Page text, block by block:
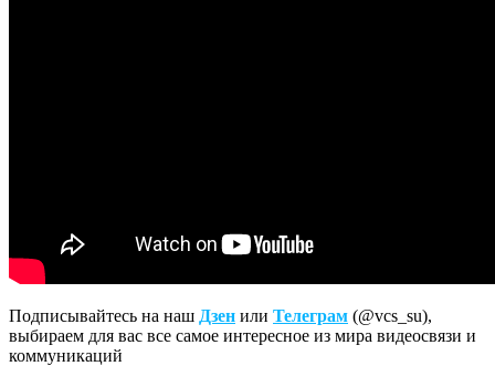
Подписывайтесь на наш Дзен или Телеграм (@vcs_su),
выбираем для вас все самое интересное из мира видеосвязи и
коммуникаций